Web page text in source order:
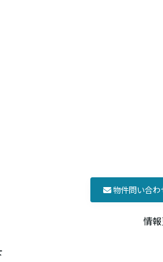
物件問い合わ
情